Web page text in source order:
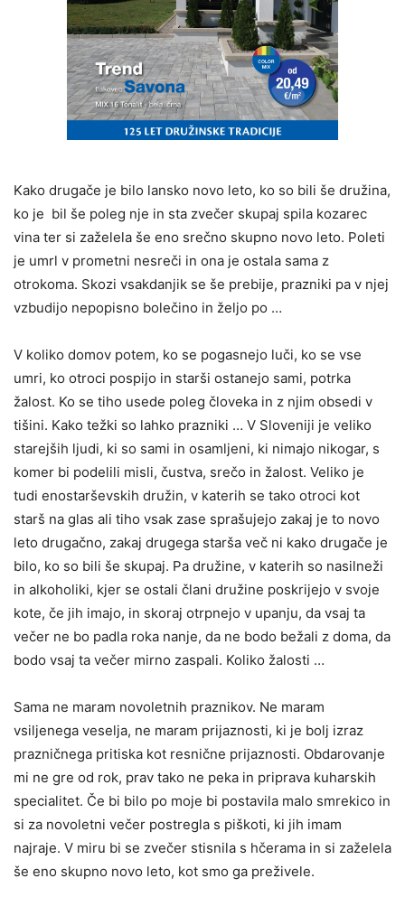
Kako drugače je bilo lansko novo leto, ko so bili še družina,
ko je bil še poleg nje in sta zvečer skupaj spila kozarec
vina ter si zaželela še eno srečno skupno novo leto. Poleti
je umrl v prometni nesreči in ona je ostala sama z
otrokoma. Skozi vsakdanjik se še prebije, prazniki pa v njej
vzbudijo nepopisno bolečino in željo po …
V koliko domov potem, ko se pogasnejo luči, ko se vse
umri, ko otroci pospijo in starši ostanejo sami, potrka
žalost. Ko se tiho usede poleg človeka in z njim obsedi v
tišini. Kako težki so lahko prazniki … V Sloveniji je veliko
starejših ljudi, ki so sami in osamljeni, ki nimajo nikogar, s
komer bi podelili misli, čustva, srečo in žalost. Veliko je
tudi enostarševskih družin, v katerih se tako otroci kot
starš na glas ali tiho vsak zase sprašujejo zakaj je to novo
leto drugačno, zakaj drugega starša več ni kako drugače je
bilo, ko so bili še skupaj. Pa družine, v katerih so nasilneži
in alkoholiki, kjer se ostali člani družine poskrijejo v svoje
kote, če jih imajo, in skoraj otrpnejo v upanju, da vsaj ta
večer ne bo padla roka nanje, da ne bodo bežali z doma, da
bodo vsaj ta večer mirno zaspali. Koliko žalosti …
Sama ne maram novoletnih praznikov. Ne maram
vsiljenega veselja, ne maram prijaznosti, ki je bolj izraz
prazničnega pritiska kot resnične prijaznosti. Obdarovanje
mi ne gre od rok, prav tako ne peka in priprava kuharskih
specialitet. Če bi bilo po moje bi postavila malo smrekico in
si za novoletni večer postregla s piškoti, ki jih imam
najraje. V miru bi se zvečer stisnila s hčerama in si zaželela
še eno skupno novo leto, kot smo ga preživele.